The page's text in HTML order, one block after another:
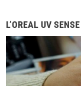
L’OREAL UV SENSE